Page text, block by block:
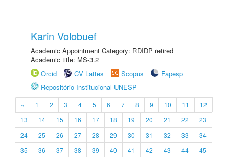
Karin Volobuef
Academic Appointment Category: RDIDP retired
Academic title: MS-3.2
Orcid
CV Lattes Scopus
Fapesp
Repositório Institucional UNESP
« 1 2 3 4 5 6 7 8 9 10 11
12
13
14 15 16 17 18 19 20 21 22
23
24
25 26 27 28 29 30 31 32 33
34
35
36 37 38 39 40 41 42 43 44
45